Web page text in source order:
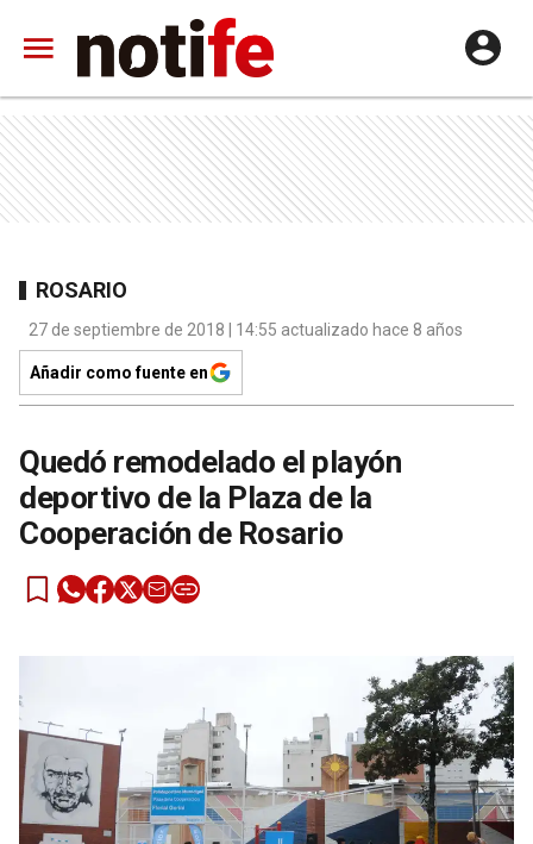
ROSARIO
27 de septiembre de 2018 | 14:55 actualizado hace 8 años
Añadir como fuente en
Quedó remodelado el playón
deportivo de la Plaza de la
Cooperación de Rosario